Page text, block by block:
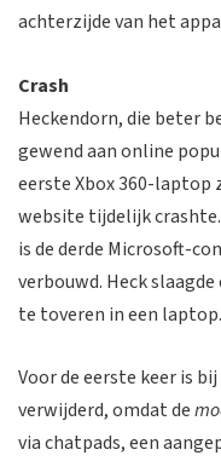
achterzijde van het
Crash
Heckendorn, die beter
gewend aan online
eerste Xbox 360-laptop
website tijdelijk
is de derde Microsoft-
verbouwd. Heck
te toveren in een laptop.
Voor de eerste keer is
verwijderd, omdat de
via chatpads, een